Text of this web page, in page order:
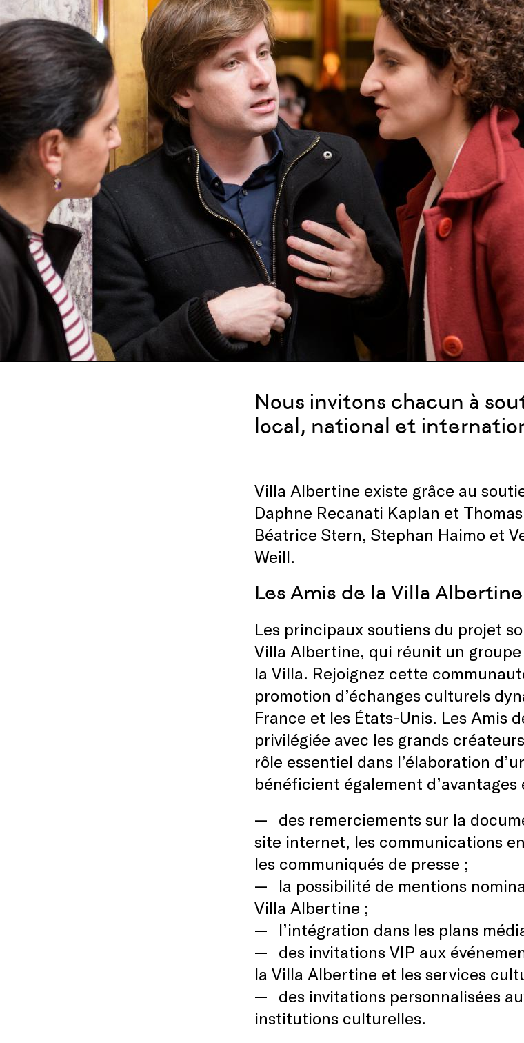
Nous invitons chacun à
local, national et
Villa Albertine existe grâce au
Daphne Recanati Kaplan et
Béatrice Stern, Stephan Haimo et
Weill.
Les Amis de la Villa Albertine
Les principaux soutiens du projet
Villa Albertine, qui réunit un
la Villa. Rejoignez cette
promotion d’échanges culturels
France et les États-Unis. Les Amis
privilégiée avec les grands
rôle essentiel dans l’élaboration
bénéficient également
des remerciements sur la
site internet, les communications
les communiqués de presse ;
la possibilité de mentions
Villa Albertine ;
l’intégration dans les plans
des invitations VIP aux
la Villa Albertine et les services
des invitations personnalisées
institutions culturelles.